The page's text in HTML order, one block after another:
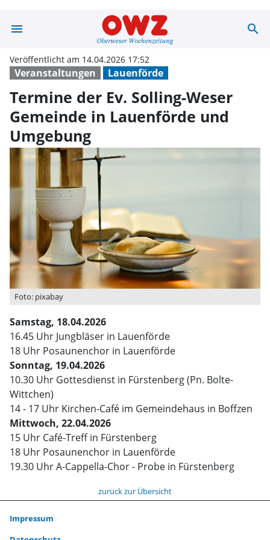
menu Termine der search
Veranstaltungen Lauenförde
Veröffentlicht am 14.04.2026 17:52
Termine der Ev. Solling-Weser
Gemeinde in Lauenförde und
Umgebung
Foto: pixabay
Samstag, 18.04.2026
16.45 Uhr Jungbläser in Lauenförde
18 Uhr Posaunenchor in Lauenförde
Sonntag, 19.04.2026
10.30 Uhr Gottesdienst in Fürstenberg (Pn. Bolte-
Wittchen)
14 - 17 Uhr Kirchen-Café im Gemeindehaus in Boffzen
Mittwoch, 22.04.2026
15 Uhr Café-Treff in Fürstenberg
18 Uhr Posaunenchor in Lauenförde
19.30 Uhr A-Cappella-Chor - Probe in Fürstenberg
zurück zur Übersicht
Impressum